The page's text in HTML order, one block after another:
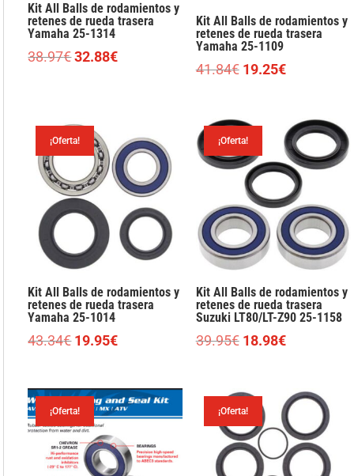
Kit All Balls de rodamientos y
retenes de rueda trasera
Yamaha 25-1314
38.97€El
38.97€.
32.88€El
32.88€.
Kit All Balls de rodamientos y
retenes de rueda trasera
Yamaha 25-1109
41.84€ El
era:
41.84€.
19.25€El
es:
19.25€.
¡Oferta!
Kit All Balls de rodamientos y
retenes de rueda trasera
Yamaha 25-1014
43.34€ El
era:
43.34€.
19.95€El
es:
19.95€.
¡Oferta!
Kit All Balls de rodamientos y
retenes de rueda trasera
Suzuki LT80/LT-Z90 25-1158
39.95€ El
era:
39.95€.
18.98€El
es:
18.98€.
¡Oferta! ¡Oferta!